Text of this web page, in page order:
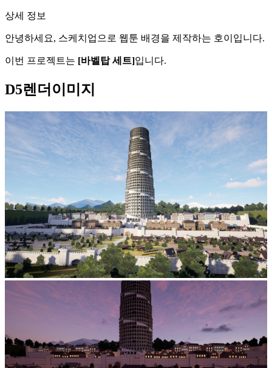
상세 정보
안녕하세요, 스케치업으로 웹툰 배경을 제작하는 호이입니다.
이번 프로젝트는 [바벨탑 세트]입니다.
D5렌더이미지